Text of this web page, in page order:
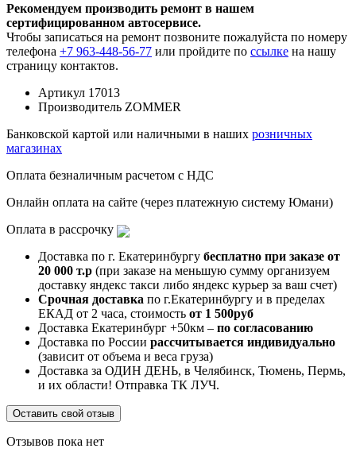
Рекомендуем производить ремонт в нашем
сертифицированном автосервисе.
Чтобы записаться на ремонт позвоните пожалуйста по номеру
телефона +7 963-448-56-77 или пройдите по ссылке на нашу
страницу контактов.
Артикул 17013
Производитель ZOMMER
Банковской картой или наличными в наших розничных
магазинах
Оплата безналичным расчетом с НДС
Онлайн оплата на сайте (через платежную систему Юмани)
Оплата в рассрочку
Доставка по г. Екатеринбургу бесплатно при заказе от
20 000 т.р (при заказе на меньшую сумму организуем
доставку яндекс такси либо яндекс курьер за ваш счет)
Срочная доставка по г.Екатеринбургу и в пределах
ЕКАД от 2 часа, стоимость от 1 500руб
Доставка Екатеринбург +50км – по согласованию
Доставка по России рассчитывается индивидуально
(зависит от объема и веса груза)
Доставка за ОДИН ДЕНЬ, в Челябинск, Тюмень, Пермь,
и их области! Отправка ТК ЛУЧ.
Оставить свой отзыв
Отзывов пока нет